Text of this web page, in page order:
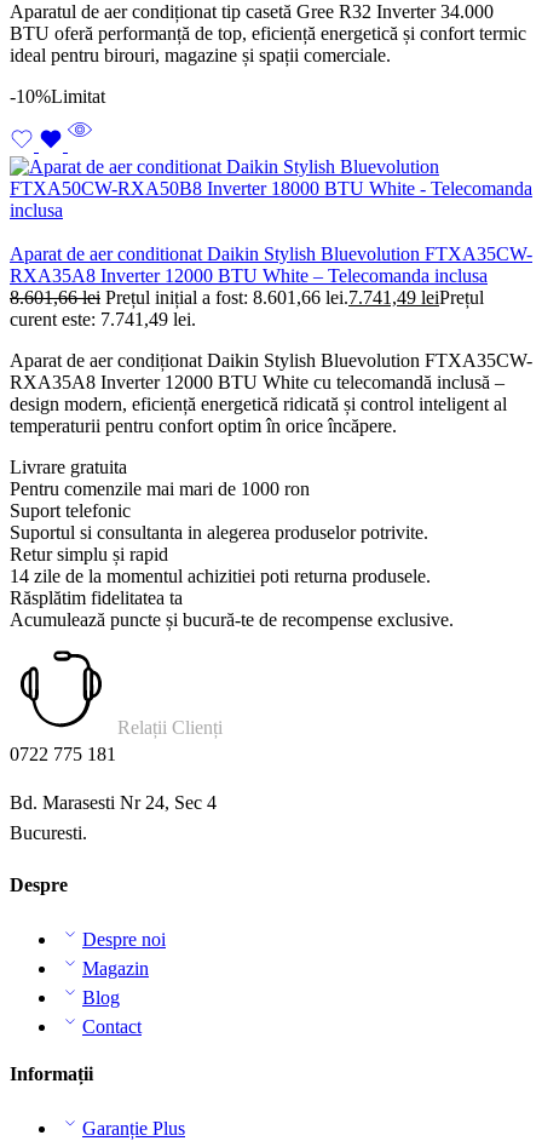
Aparatul de aer condiționat tip casetă Gree R32 Inverter 34.000
BTU oferă performanță de top, eficiență energetică și confort termic
ideal pentru birouri, magazine și spații comerciale.
-10%Limitat
Aparat de aer conditionat Daikin Stylish Bluevolution FTXA35CW-
RXA35A8 Inverter 12000 BTU White – Telecomanda inclusa
8.601,66lei Prețul inițial a fost: 8.601,66 lei.7.741,49 leiPrețul
curent este: 7.741,49 lei.
Aparat de aer condiționat Daikin Stylish Bluevolution FTXA35CW-
RXA35A8 Inverter 12000 BTU White cu telecomandă inclusă –
design modern, eficiență energetică ridicată și control inteligent al
temperaturii pentru confort optim în orice încăpere.
Livrare gratuita
Pentru comenzile mai mari de 1000 ron
Suport telefonic
Suportul si consultanta in alegerea produselor potrivite.
Retur simplu și rapid
14 zile de la momentul achizitiei poti returna produsele.
Răsplătim fidelitatea ta
Acumulează puncte și bucură-te de recompense exclusive.
Relații Clienți
0722 775 181
Bd. Marasesti Nr 24, Sec 4
Bucuresti.
Despre
Despre noi
Magazin
Blog
Contact
Informații
Garanție Plus